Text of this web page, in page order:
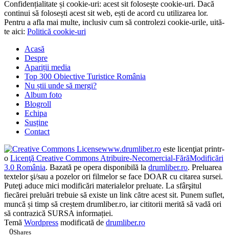
Confidențialitate și cookie-uri: acest sit folosește cookie-uri. Dacă
continui să folosești acest sit web, ești de acord cu utilizarea lor.
Pentru a afla mai multe, inclusiv cum să controlezi cookie-urile, uită-
te aici: Politică cookie-uri
Acasă
Despre
Apariții media
Top 300 Obiective Turistice România
Nu știi unde să mergi?
Album foto
Blogroll
Echipa
Susține
Contact
www.drumliber.ro este licenţiat printr-
o Licenţă Creative Commons Atribuire-Necomercial-FărăModificări
3.0 România. Bazată pe opera disponibilă la drumliber.ro. Preluarea
textelor şi/sau a pozelor ori filmelor se face DOAR cu citarea sursei.
Puteţi aduce mici modificări materialelor preluate. La sfârşitul
fiecărei preluări trebuie să existe un link către acest sit. Punem suflet,
muncă și timp să creștem drumliber.ro, iar cititorii merită să vadă ori
să contrazică SURSA informației.
Temă Wordpress modificată de drumliber.ro
0Shares